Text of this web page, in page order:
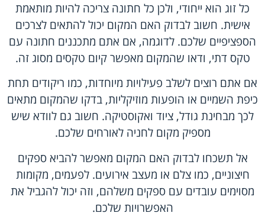
כל זוג הוא ייחודי, ולכן כל חתונה צריכה להיות מותאמת
אישית. חשוב לבדוק האם המקום יכול להתאים לצרכים
הספציפיים שלכם. לדוגמה, אם אתם מתכננים חתונה עם
טקס דתי, ודאו שהמקום מאפשר קיום טקסים מסוג זה.
אם אתם רוצים לשלב פעילויות מיוחדות, כמו ריקודים תחת
כיפת השמיים או הופעות מוזיקליות, בדקו שהמקום מתאים
לכך מבחינת גודל, ציוד ואקוסטיקה. חשוב גם לוודא שיש
מספיק מקום לחניה לאורחים שלכם.
אל תשכחו לבדוק האם המקום מאפשר להביא ספקים
חיצוניים, כמו צלם או מעצב אירועים. לפעמים, מקומות
מסוימים עובדים עם ספקים משלהם, וזה יכול להגביל את
האפשרויות שלכם.